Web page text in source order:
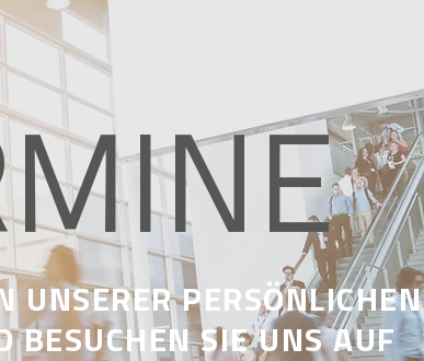
UNSERER PERSÖNLICHEN
BESUCHEN SIE UNS AUF